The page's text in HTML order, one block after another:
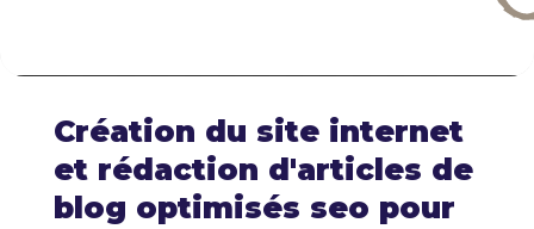
Création du site internet
et rédaction d'articles de
blog optimisés seo pour